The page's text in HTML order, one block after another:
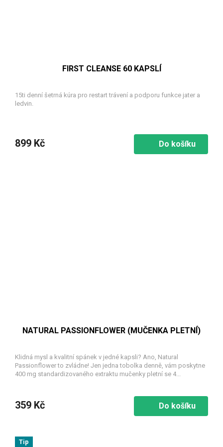
FIRST CLEANSE 60 KAPSLÍ
15ti denní šetrná kúra pro restart trávení a podporu funkce jater a
ledvin.
899 Kč Do košíku
NATURAL PASSIONFLOWER (MUČENKA PLETNÍ)
Klidná mysl a kvalitní spánek v jedné kapsli? Ano, Natural
Passionflower to zvládne! Jen jedna tobolka denně, vám poskytne
400 mg standardizovaného extraktu mučenky pletní se 4...
359 Kč Do košíku
Tip